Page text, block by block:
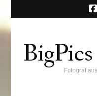
Fotograf